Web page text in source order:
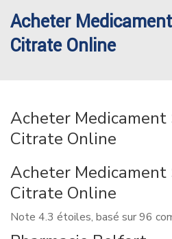
Acheter
Citrate Online
Acheter
Citrate Online
Acheter
Citrate Online
Note 4.3 étoiles, basé sur96